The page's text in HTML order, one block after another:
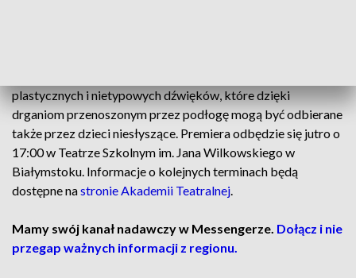
plastycznych i nietypowych dźwięków, które dzięki
drganiom przenoszonym przez podłogę mogą być odbierane
także przez dzieci niesłyszące. Premiera odbędzie się jutro o
17:00 w Teatrze Szkolnym im. Jana Wilkowskiego w
Białymstoku. Informacje o kolejnych terminach będą
dostępne nastronie Akademii Teatralnej.
Mamy swój kanał nadawczy w Messengerze. Dołącz i nie
przegap ważnych informacji z regionu.